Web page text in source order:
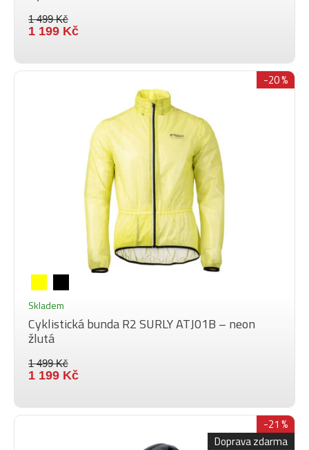
1 499 Kč
1 199 Kč
-20 %
Skladem
Cyklistická bunda R2 SURLY ATJ01B – neon
žlutá
1 499 Kč
1 199 Kč
Doprava zdarma
-21 %